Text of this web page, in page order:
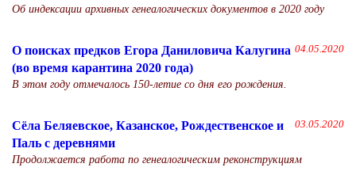
Об индексации архивных генеалогических документов в 2020 году
04.05.2020
О поисках предков Егора Даниловича Калугина
(во время карантина 2020 года)
В этом году отмечалось 150-летие со дня его рождения.
03.05.2020
Сёла Беляевское, Казанское, Рождественское и
Паль с деревнями
Продолжается работа по генеалогическим реконструкциям